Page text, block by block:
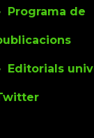
Programa de
Editorials